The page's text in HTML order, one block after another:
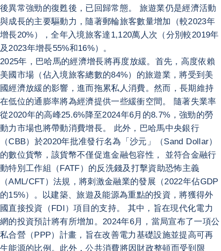
後異常強勁的復甦後，已回歸常態。 旅遊業仍是經濟活動
與成長的主要驅動力，隨著郵輪旅客數量增加（較2023年
增長20%），全年入境旅客達1,120萬人次（分別較2019年
及2023年增長55%和16%）。
2025年，巴哈馬的經濟增長將再度放緩。首先，高度依賴
美國市場（佔入境旅客總數的84%）的旅遊業，將受到美
國經濟放緩的影響，進而拖累私人消費。然而，長期維持
在低位的通膨率將為經濟提供一些緩衝空間。 隨著失業率
從2020年的高峰25.6%降至2024年6月的8.7%，強勁的勞
動力市場也將帶動消費增長。 此外，巴哈馬中央銀行
（CBB）於2020年批准發行名為「沙元」（Sand Dollar）
的數位貨幣，該貨幣不僅促進金融包容性， 並符合金融行
動特別工作組（FATF）的反洗錢及打擊資助恐怖主義
（AML/CFT）法規，將刺激金融業的發展（2022年佔GDP
的15%）。以建築、旅遊及能源為重點的投資，將獲得外
國直接投資（FDI）項目的支持。 其中，旨在現代化電力
網的投資預計將有所增加。2024年6月，當局宣布了一項公
私合營（PPP）計畫，旨在改善電力基礎設施並提高可再
生能源的比例。此外，公共消費將因財政整頓而受到限